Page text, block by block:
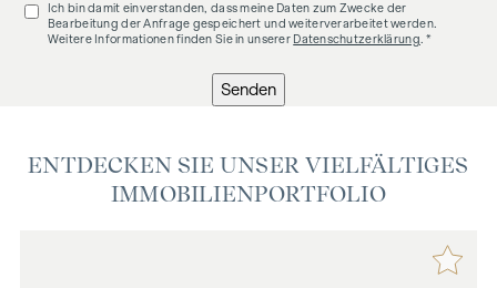
Ich bin damit einverstanden, dass meine Daten zum Zwecke der
Bearbeitung der Anfrage gespeichert und weiterverarbeitet werden.
Weitere Informationen finden Sie in unserer Datenschutzerklärung. *
Senden
ENTDECKEN SIE UNSER VIELFÄLTIGES
IMMOBILIENPORTFOLIO